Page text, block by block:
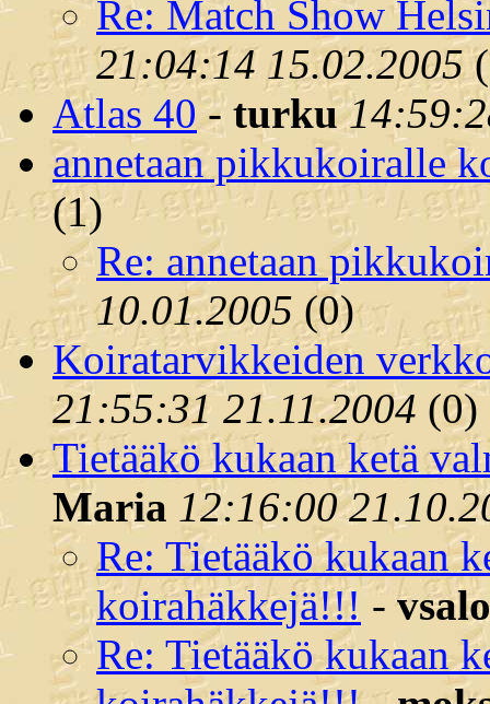
Re: Match Show
21:04:14 15.02.2005(
Atlas 40- turku
annetaan pikkukoiralle
(1)
Re: annetaan
10.01.2005 (0)
Koiratarvikkeiden
21:55:31 21.11.2004 (0)
Tietääkö kukaan ketä
Maria 12:16:00
Re: Tietääkö kukaan
koirahäkkejä!!! - vsalo
Re: Tietääkö kukaan